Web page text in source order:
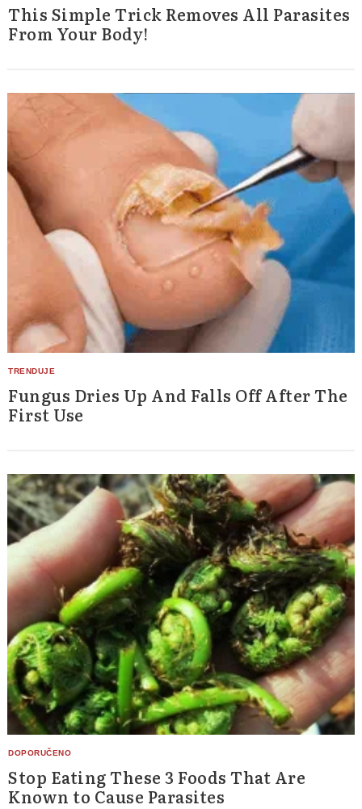
This Simple Trick Removes All Parasites
From Your Body!
Fungus Dries Up And Falls Off After The
First Use
Stop Eating These 3 Foods That Are
Known to Cause Parasites